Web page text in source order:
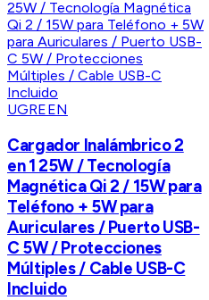
UGREEN
Cargador Inalámbrico 2
en 1 25W / Tecnología
Magnética Qi 2 / 15W para
Teléfono + 5W para
Auriculares / Puerto USB-
C 5W / Protecciones
Múltiples / Cable USB-C
Incluido